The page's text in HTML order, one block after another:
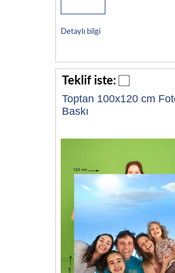
Detaylı bilgi
Teklif iste:
Toptan 100x120 cm
Baskı